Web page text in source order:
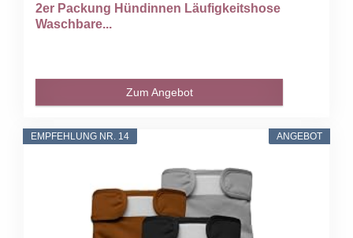
2er Packung Hündinnen Läufigkeitshose
Waschbare...
Zum Angebot
ANGEBOT
EMPFEHLUNG NR. 14